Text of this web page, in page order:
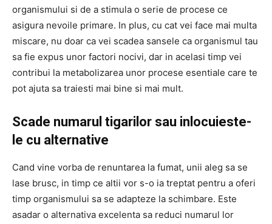
organismului si de a stimula o serie de procese ce
asigura nevoile primare. In plus, cu cat vei face mai multa
miscare, nu doar ca vei scadea sansele ca organismul tau
sa fie expus unor factori nocivi, dar in acelasi timp vei
contribui la metabolizarea unor procese esentiale care te
pot ajuta sa traiesti mai bine si mai mult.
Scade numarul tigarilor sau inlocuieste-
le cu alternative
Cand vine vorba de renuntarea la fumat, unii aleg sa se
lase brusc, in timp ce altii vor s-o ia treptat pentru a oferi
timp organismului sa se adapteze la schimbare. Este
asadar o alternativa excelenta sa reduci numarul lor